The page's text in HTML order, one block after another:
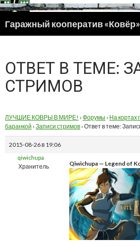
Гаражный кооператив «Ковёр»
ПЕРЕЙТИ
ОТВЕТ В ТЕМЕ:
СТРИМОВ
ЛУЧШИЕ КОВРЫ В МИРЕ! › Форумы › На кортах
баранкой › Записи стримов › Ответ в теме:
2015-08-26 в 19:06
qiwichupa
Хранитель
Qiwichupa — Legend of